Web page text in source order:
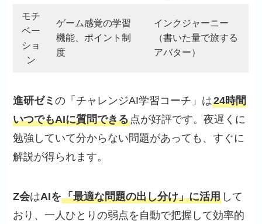
モチ
ベー
ショ
ン
ゲーム感覚の学習
機能、ポイント制
度
インクジャーニー
（書いた量で旅する
アバター）
進研ゼミの「チャレンジAI学習コーチ」は24時間
いつでもAIに質問できる点が好評です。夜遅くに
勉強していて分からない問題があっても、すぐに
解説が得られます。
Z会はAIを「最適な問題の出し分け」に活用 して
おり、一人ひとりの弱点を自動で把握して効率的